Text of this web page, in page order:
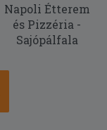
Napoli Étterem
és Pizzéria -
Sajópálfala